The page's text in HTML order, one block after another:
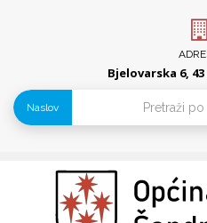
Bjelovarska 6,
Naslov